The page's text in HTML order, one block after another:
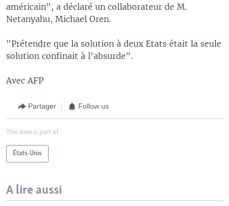
américain", a déclaré un collaborateur de M.
Netanyahu, Michael Oren.
"Prétendre que la solution à deux Etats était la seule
solution confinait à l'absurde".
Avec AFP
Partager Follow us
This item is part of
États-Unis
A lire aussi